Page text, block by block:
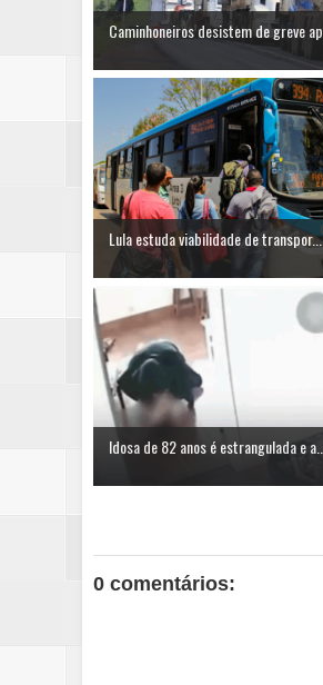
Caminhoneiros desistem de greve ap...
Lula estuda viabilidade de transpor...
Idosa de 82 anos é estrangulada e a...
0 comentários: